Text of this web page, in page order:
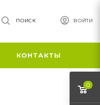
ВОЙТИ
ПОИСК
КОНТАКТЫ
0